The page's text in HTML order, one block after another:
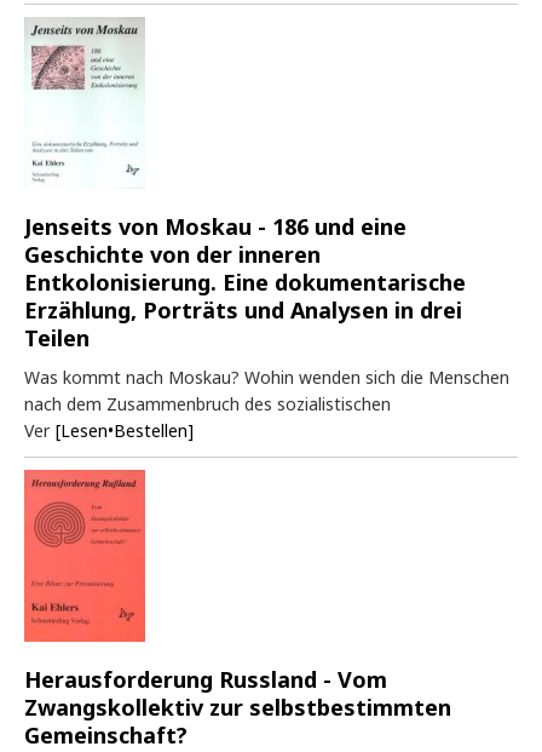
Jenseits von Moskau - 186 und eine
Geschichte von der inneren
Entkolonisierung. Eine dokumentarische
Erzählung, Porträts und Analysen in drei
Teilen
Was kommt nach Moskau? Wohin wenden sich die Menschen
nach dem Zusammenbruch des sozialistischen
Ver [Lesen•Bestellen]
Herausforderung Russland - Vom
Zwangskollektiv zur selbstbestimmten
Gemeinschaft?